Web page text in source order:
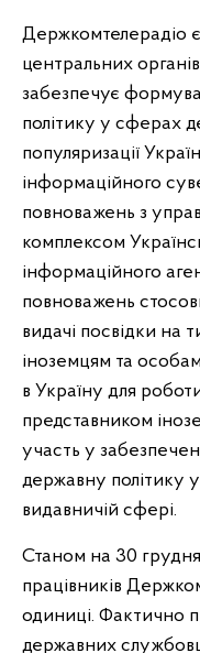
Держкомтелерадіо
центральних
забезпечує
політику у сферах
популяризації
інформаційного
повноважень з
комплексом
інформаційного
повноважень
видачі посвідки на
іноземцям та
в Україну для
представником
участь у
державну політику
видавничій сфері.
Станом на 30
працівників
одиниці. Фактично
державних